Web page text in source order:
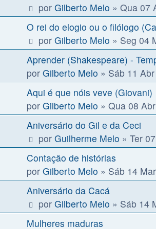
por Gilberto Melo » Qua 07
O rei do elogio ou o filólogo
por Gilberto Melo » Seg 04
Aprender (Shakespeare) -
por Gilberto Melo » Sáb 11
Aqui é que nóis veve (Giovani)
por Gilberto Melo » Qua 08
Aniversário do Gil e da Ceci
por Guilherme Melo » Ter
Contação de histórias
por Gilberto Melo » Sáb 14
Aniversário da Cacá
por Gilberto Melo » Sáb 14
Mulheres maduras